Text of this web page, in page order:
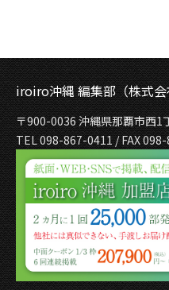
iroiro沖縄 編集部（株式
〒900-0036 沖縄県那覇市西1
TEL 098-867-0411 / FAX